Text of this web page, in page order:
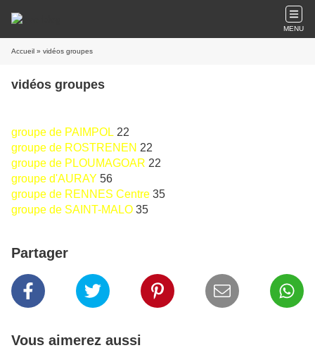
MENU
Accueil » vidéos groupes
vidéos groupes
groupe de PAIMPOL 22
groupe de ROSTRENEN 22
groupe de PLOUMAGOAR 22
groupe d'AURAY 56
groupe de RENNES Centre 35
groupe de SAINT-MALO 35
Partager
Vous aimerez aussi